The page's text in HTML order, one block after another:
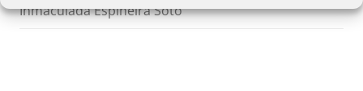
Inmaculada Espiñeira Soto